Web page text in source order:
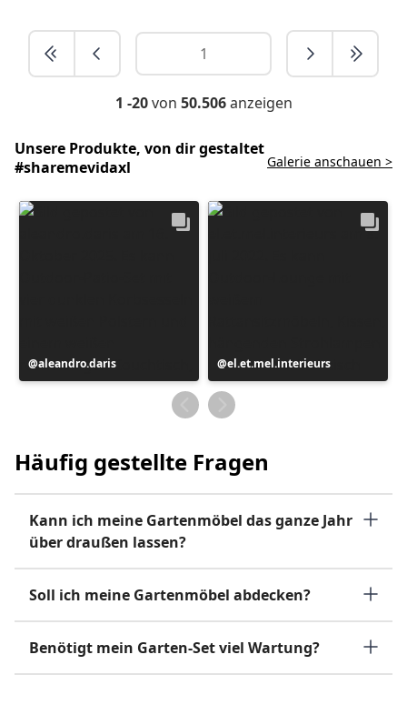
1 -20von 50.506anzeigen
Unsere Produkte, von dir gestaltet
#sharemevidaxl
Galerie anschauen >
Beitrag
veröffentlicht
aleandro.daris
Beitrag
veröffentlicht
von
el.et.mel.interieurs
Häufig gestellte Fragen
Kann ich meine Gartenmöbel das ganze Jahr
über draußen lassen?
Soll ich meine Gartenmöbel abdecken?
Benötigt mein Garten-Set viel Wartung?